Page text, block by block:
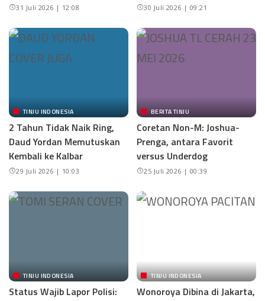
31 Juli 2026 | 12:08 30 Juli 2026 | 09:21
TINJU INDONESIA
2 Tahun Tidak Naik Ring,
Daud Yordan Memutuskan
Kembali ke Kalbar
29 Juli 2026 | 10:03
BERITA TINJU
Coretan Non-M: Joshua-
Prenga, antara Favorit
versus Underdog
25 Juli 2026 | 00:39
TINJU INDONESIA
Status Wajib Lapor Polisi:
TINJU INDONESIA
Wonoroya Dibina di Jakarta,